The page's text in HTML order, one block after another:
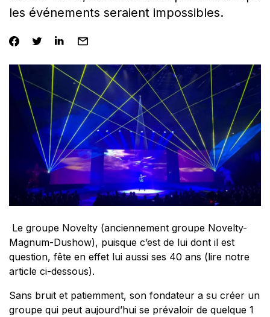
les événements seraient impossibles.
Le groupe Novelty (anciennement groupe Novelty-
Magnum-Dushow), puisque c’est de lui dont il est
question, fête en effet lui aussi ses 40 ans (lire notre
article ci-dessous).
Sans bruit et patiemment, son fondateur a su créer un
groupe qui peut aujourd’hui se prévaloir de quelque 1